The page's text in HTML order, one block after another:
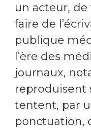
un acteur, de
faire de
publique
l’ère des
journaux,
reproduisent
tentent, par
ponctuation,